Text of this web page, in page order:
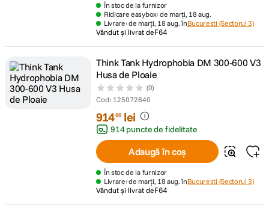
În stoc de la furnizor
Ridicare easybox: de marți, 18 aug.
Livrare: de marți, 18 aug. înBucuresti (Sectorul 3)
Vândut și livrat deF64
Think Tank Hydrophobia DM 300-600 V3
Husa de Ploaie
(0)
Cod: 125072640
91400 lei
914 puncte de fidelitate
Adaugă în coș
În stoc de la furnizor
Livrare: de marți, 18 aug. înBucuresti (Sectorul 3)
Vândut și livrat deF64